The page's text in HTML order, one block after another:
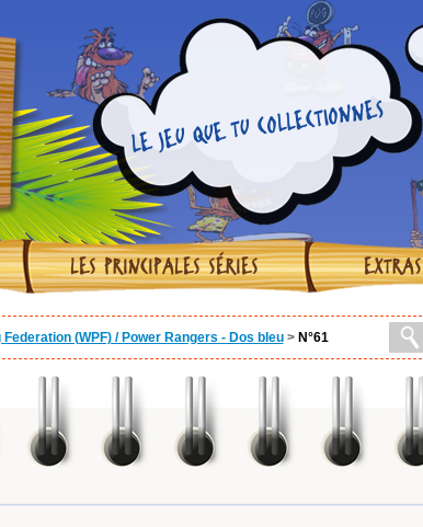
LE JEU QUE TU COLLECTIONNES
LES PRINCIPALES SÉRIES EXTRAS
Federation (WPF) / Power Rangers - Dos bleu > N°61